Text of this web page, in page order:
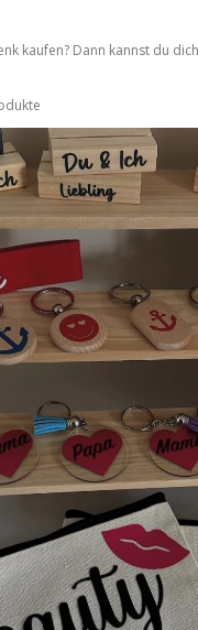
kaufen? Dann kannst du